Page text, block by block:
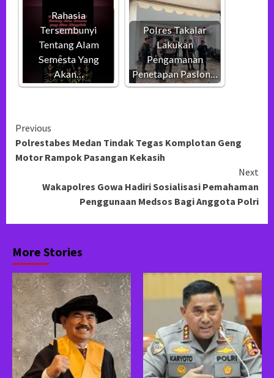
Rahasia
Tersembunyi
Tentang Alam
Semesta Yang
Akan…
Polres Takalar
Lakukan
Pengamanan
Penetapan Paslon…
Continue
Reading
Previous
Polrestabes Medan Tindak Tegas Komplotan Geng
Motor Rampok Pasangan Kekasih
Next
Wakapolres Gowa Hadiri Sosialisasi Pemahaman
Penggunaan Medsos Bagi Anggota Polri
More Stories